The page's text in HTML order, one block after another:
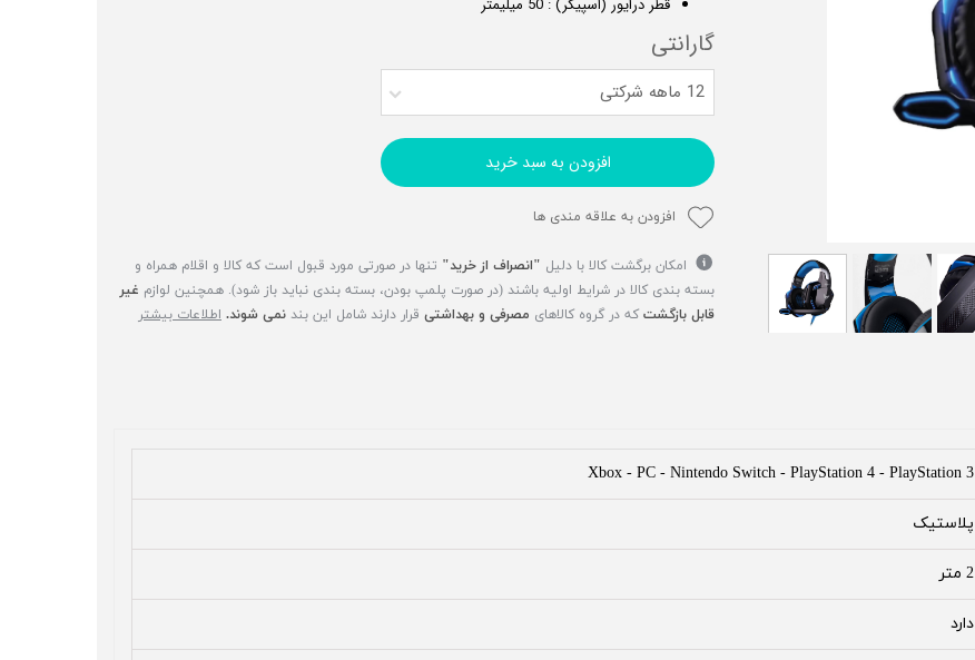
قطر درایور (اسپیکر) : 50 میلیمتر
گارانتی
12 ماهه شرکتی
افزودن به سبد خرید
افزودن به علاقه مندی ها
امکان برگشت کالا با دلیل "انصراف از خرید" تنها در صورتی مورد قبول است که کالا و اقلام همراه و
بسته بندی کالا در شرایط اولیه باشند (در صورت پلمپ بودن، بسته بندی نباید باز شود). همچنین لوازم غیر
قابل بازگشت که در گروه کالاهای مصرفی و بهداشتی قرار دارند شامل این بند نمی شوند. اطلاعات بیشتر
Xbox - PC - Nintendo Switch - PlayStation 4 - PlayStation 3
پلاستیک
2 متر
دارد